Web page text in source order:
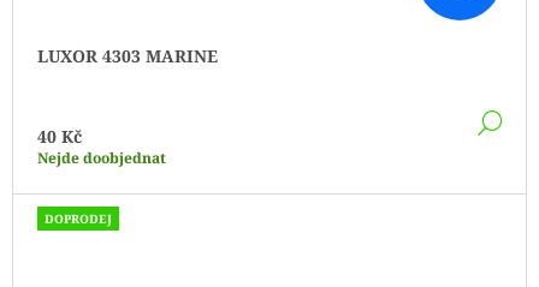
LUXOR 4303 MARINE
40 Kč
Nejde doobjednat
DOPRODEJ